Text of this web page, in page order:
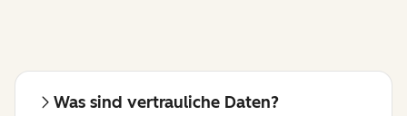
Was sind vertrauliche Daten?